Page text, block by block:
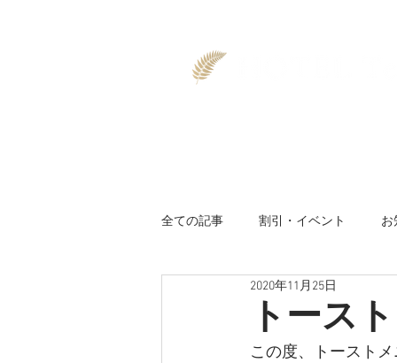
全ての記事 割引・イベント お
トース
2020年11月25日
この度、トースト